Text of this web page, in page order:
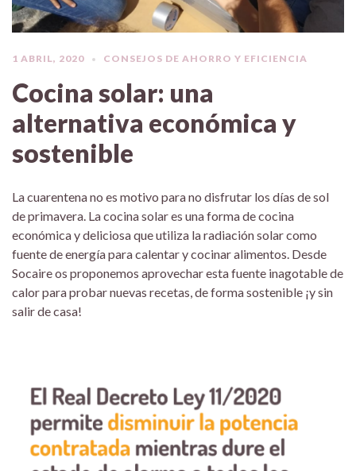
1 ABRIL, 2020 CONSEJOS DE AHORRO Y EFICIENCIA
Cocina solar: una
alternativa económica y
sostenible
La cuarentena no es motivo para no disfrutar los días de sol
de primavera. La cocina solar es una forma de cocina
económica y deliciosa que utiliza la radiación solar como
fuente de energía para calentar y cocinar alimentos. Desde
Socaire os proponemos aprovechar esta fuente inagotable de
calor para probar nuevas recetas, de forma sostenible ¡y sin
salir de casa!